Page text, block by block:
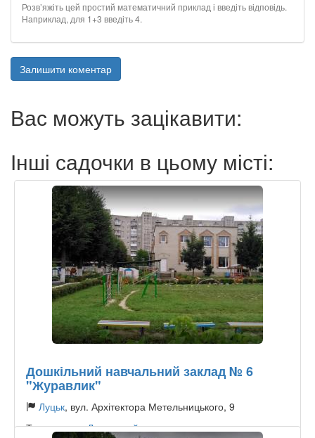
Розв’яжіть цей простий математичний приклад і введіть відповідь.
Наприклад, для 1+3 введіть 4.
Залишити коментар
Вас можуть зацікавити:
Інші садочки в цьому місті:
Дошкільний навчальний заклад № 6
"Журавлик"
Луцьк, вул. Архітектора Метельницького, 9
Тип садочку:Державний